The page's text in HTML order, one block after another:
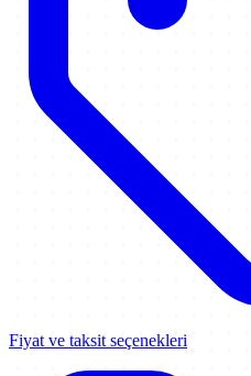
Fiyat ve taksit seçenekleri